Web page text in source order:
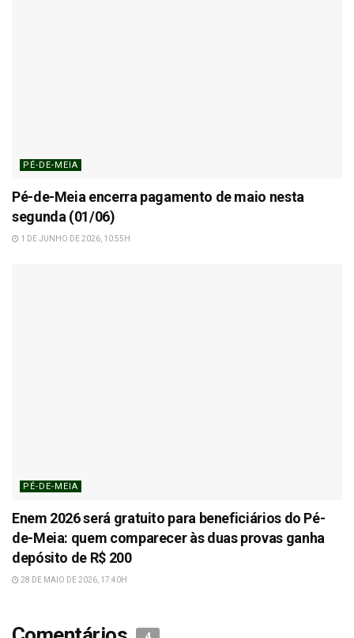
PÉ-DE-MEIA
Pé-de-Meia encerra pagamento de maio nesta
segunda (01/06)
1 DE JUNHO DE 2026, 10:55H
PÉ-DE-MEIA
Enem 2026 será gratuito para beneficiários do Pé-
de-Meia: quem comparecer às duas provas ganha
depósito de R$ 200
28 DE MAIO DE 2026, 17:40H